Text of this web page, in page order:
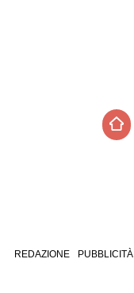
REDAZIONE PUBBLICITÀ